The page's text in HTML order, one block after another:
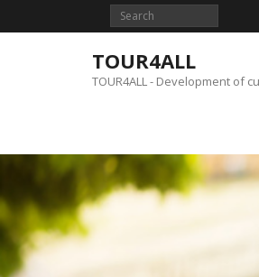
TOUR4ALL
TOUR4ALL - Development of